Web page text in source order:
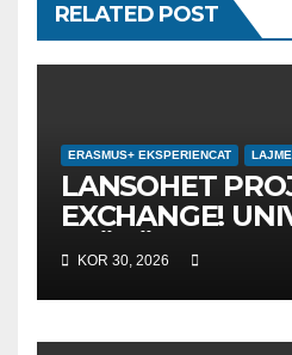
RELATED POST
ERASMUS+ EKSPERIENCAT
LANSOHET
EXCHANGE!
“NËNË TEREZA”
UDHËHEQ
EDUKIMIN
KOR 30, 2026